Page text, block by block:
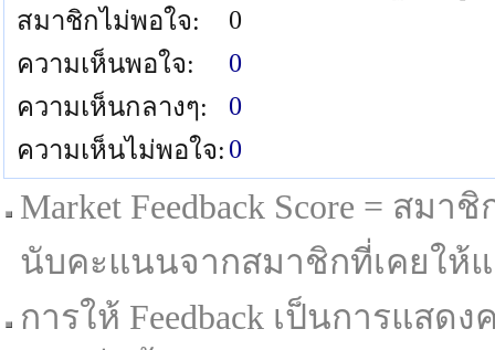
สมาชิกไม่พอใจ:
0
ความเห็นพอใจ:
0
ความเห็นกลางๆ:
0
ความเห็นไม่พอใจ: 0
Market Feedback Score = สม
นับคะแนนจากสมาชิกที่เคยให้
การให้ Feedback เป็นการแส